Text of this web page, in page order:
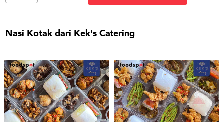
Nasi Kotak dari Kek's Catering